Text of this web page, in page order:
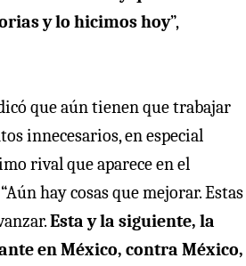
y lo hicimos hoy”,
que aún tienen que trabajar
innecesarios, en especial
rival que aparece en el
hay cosas que mejorar. Estas
Esta y la siguiente, la
en México, contra México,